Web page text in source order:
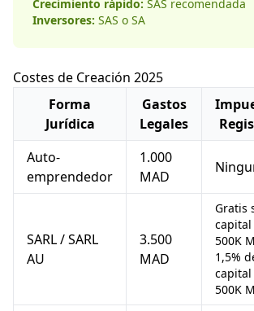
Crecimiento rápido: SAS recomendada
Inversores: SAS o SA
Costes de Creación 2025
Forma
Jurídica
Gastos
Legales
Auto-
emprendedor
1.000
MAD
SARL / SARL
AU
3.500
MAD
Gratis
capital
500K
1,5%
capital
500K